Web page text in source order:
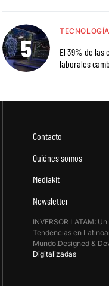
TECNOLOGÍA
El 39% de las
laborales
Contacto
Quiénes somos
Mediakit
Newsletter
INVERSOR LATAM:
Tendencias en
Mundo.Designed &
Digitalizadas